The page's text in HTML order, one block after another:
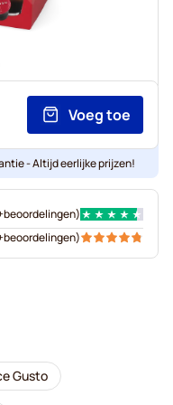
Voeg toe
- Altijd eerlijke prijzen!
beoordelingen)
beoordelingen)
Gusto